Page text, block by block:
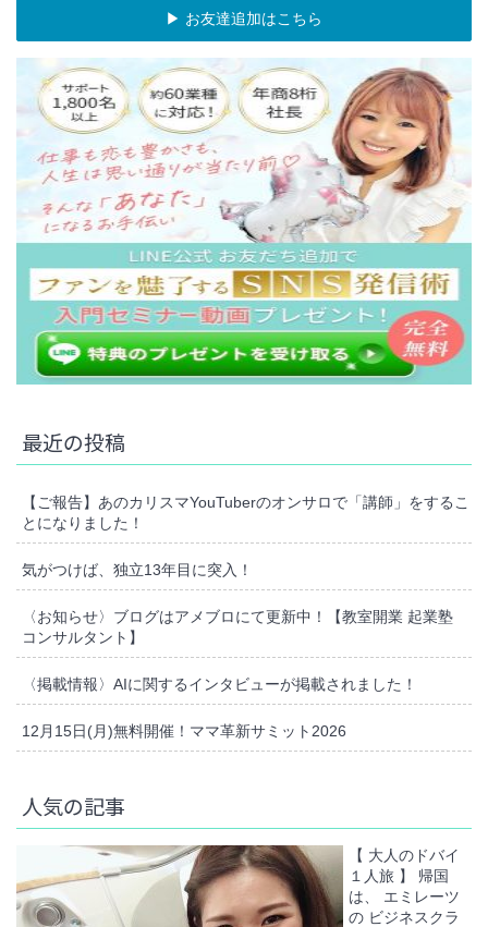
▶︎ お友達追加はこちら
最近の投稿
【ご報告】あのカリスマYouTuberのオンサロで「講師」をするこ
とになりました！
気がつけば、独立13年目に突入！
〈お知らせ〉ブログはアメブロにて更新中！【教室開業 起業塾
コンサルタント】
〈掲載情報〉AIに関するインタビューが掲載されました！
12月15日(月)無料開催！ママ革新サミット2026
人気の記事
【 大人のドバイ
１人旅 】 帰国
は、 エミレーツ
の ビジネスクラ